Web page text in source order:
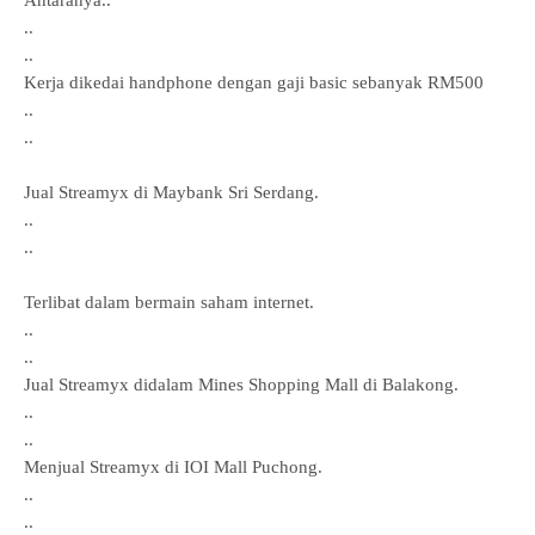
..
..
Kerja dikedai handphone dengan gaji basic sebanyak RM500
..
..
Jual Streamyx di Maybank Sri Serdang.
..
..
Terlibat dalam bermain saham internet.
..
..
Jual Streamyx didalam Mines Shopping Mall di Balakong.
..
..
Menjual Streamyx di IOI Mall Puchong.
..
..